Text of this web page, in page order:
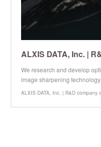
We research and develop
image sharpening technology.